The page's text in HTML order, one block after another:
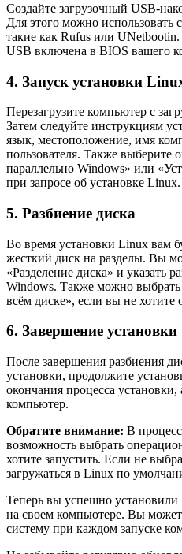
Создайте загрузочный USB-
Для этого можно
такие как Rufus или UNetbootin.
USB включена в BIOS вашего
4. Запуск установки
Перезагрузите компьютер с
Затем следуйте инструкциям
язык, местоположение, имя
пользователя. Также выберите
параллельно Windows» или
при запросе об установке Linux.
5. Разбиение диска
Во время установки Linux вам
жесткий диск на разделы. Вы
«Разделение диска» и указать
Windows. Также можно
всём диске», если вы не хотите
6. Завершение установки
После завершения разбиения
установки, продолжите
окончания процесса установки,
компьютер.
Обратите внимание: В
возможность выбрать
хотите запустить. Если не
загружаться в Linux по
Теперь вы успешно
на своем компьютере. Вы
систему при каждом запуске